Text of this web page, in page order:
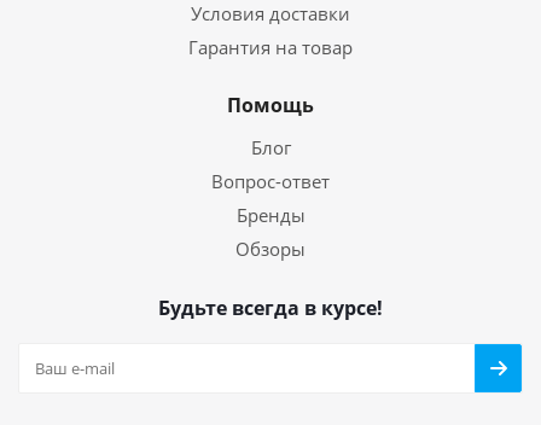
Условия доставки
Гарантия на товар
Помощь
Блог
Вопрос-ответ
Бренды
Обзоры
Будьте всегда в курсе!